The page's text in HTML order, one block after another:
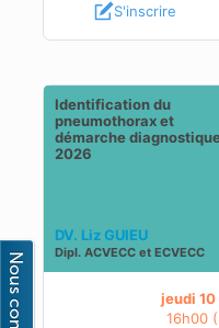
S'inscrire
Identification du
pneumothorax et
démarche
2026
DV. Liz GUIEU
Dipl. ACVECC et ECVECC
jeudi
16h00